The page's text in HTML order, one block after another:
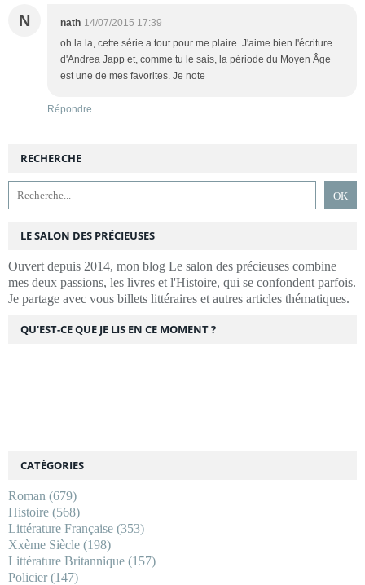
N nath 14/07/2015 17:39
oh la la, cette série a tout pour me plaire. J'aime bien l'écriture
d'Andrea Japp et, comme tu le sais, la période du Moyen Âge
est une de mes favorites. Je note
Répondre
RECHERCHE
LE SALON DES PRÉCIEUSES
Ouvert depuis 2014, mon blog Le salon des précieuses combine
mes deux passions, les livres et l'Histoire, qui se confondent parfois.
Je partage avec vous billets littéraires et autres articles thématiques.
CATÉGORIES
Roman (679)
Histoire (568)
Littérature Française (353)
Xxème Siècle (198)
Littérature Britannique (157)
Policier(147)
QU'EST-CE QUE JE LIS EN CE MOMENT ?